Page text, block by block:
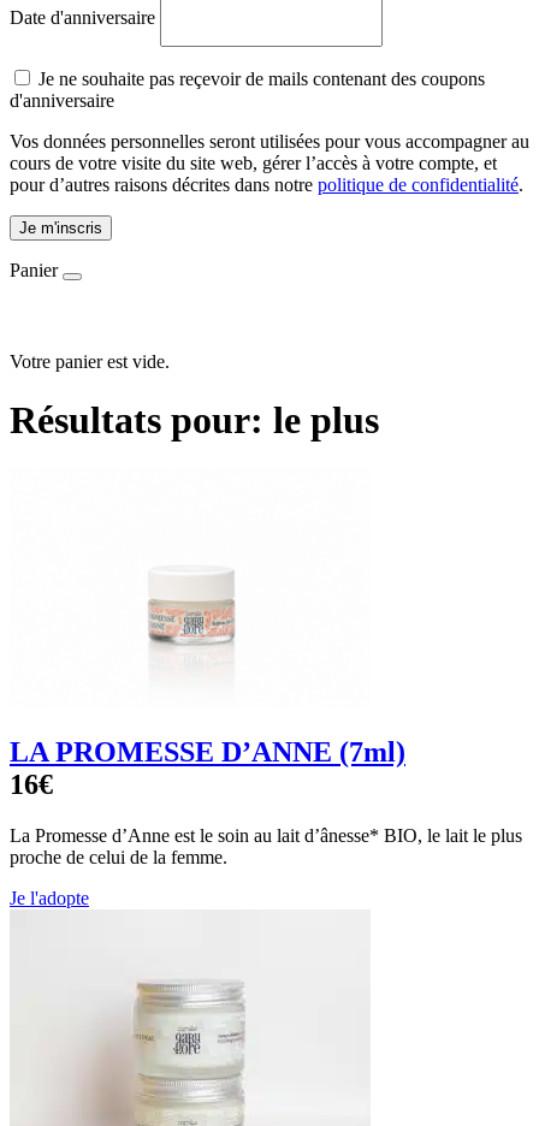
Date d'anniversaire
Je ne souhaite pas reçevoir de mails contenant des coupons
d'anniversaire
Vos données personnelles seront utilisées pour vous accompagner au
cours de votre visite du site web, gérer l’accès à votre compte, et
pour d’autres raisons décrites dans notre politique de confidentialité.
Je m'inscris
Panier
Votre panier est vide.
Résultats pour: le plus
LA PROMESSE D’ANNE (7ml)
16€
La Promesse d’Anne est le soin au lait d’ânesse* BIO, le lait le plus
proche de celui de la femme.
Je l'adopte